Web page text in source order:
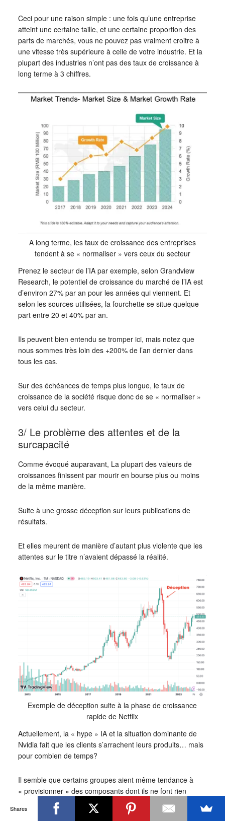
Ceci pour une raison simple : une fois qu’une entreprise
atteint une certaine taille, et une certaine proportion des
parts de marchés, vous ne pouvez pas vraiment croitre à
une vitesse très supérieure à celle de votre industrie. Et la
plupart des industries n’ont pas des taux de croissance à
long terme à 3 chiffres.
A long terme, les taux de croissance des entreprises
tendent à se « normaliser » vers ceux du secteur
Prenez le secteur de l’IA par exemple, selon Grandview
Research, le potentiel de croissance du marché de l’IA est
d’environ 27% par an pour les années qui viennent. Et
selon les sources utilisées, la fourchette se situe quelque
part entre 20 et 40% par an.
Ils peuvent bien entendu se tromper ici, mais notez que
nous sommes très loin des +200% de l’an dernier dans
tous les cas.
Sur des échéances de temps plus longue, le taux de
croissance de la société risque donc de se « normaliser »
vers celui du secteur.
3/ Le problème des attentes et de la
surcapacité
Comme évoqué auparavant, La plupart des valeurs de
croissances finissent par mourir en bourse plus ou moins
de la même manière.
Suite à une grosse déception sur leurs publications de
résultats.
Et elles meurent de manière d’autant plus violente que les
attentes sur le titre n’avaient dépassé la réalité.
Exemple de déception suite à la phase de croissance
rapide de Netflix
Actuellement, la « hype » IA et la situation dominante de
Nvidia fait que les clients s’arrachent leurs produits… mais
pour combien de temps?
Il semble que certains groupes aient même tendance à
« provisionner » des composants dont ils ne font rien
aujourd’hui juste «
au cas où
» ce qui pourrait entrainer
des problèmes de surcapacité par la suite.
Shares